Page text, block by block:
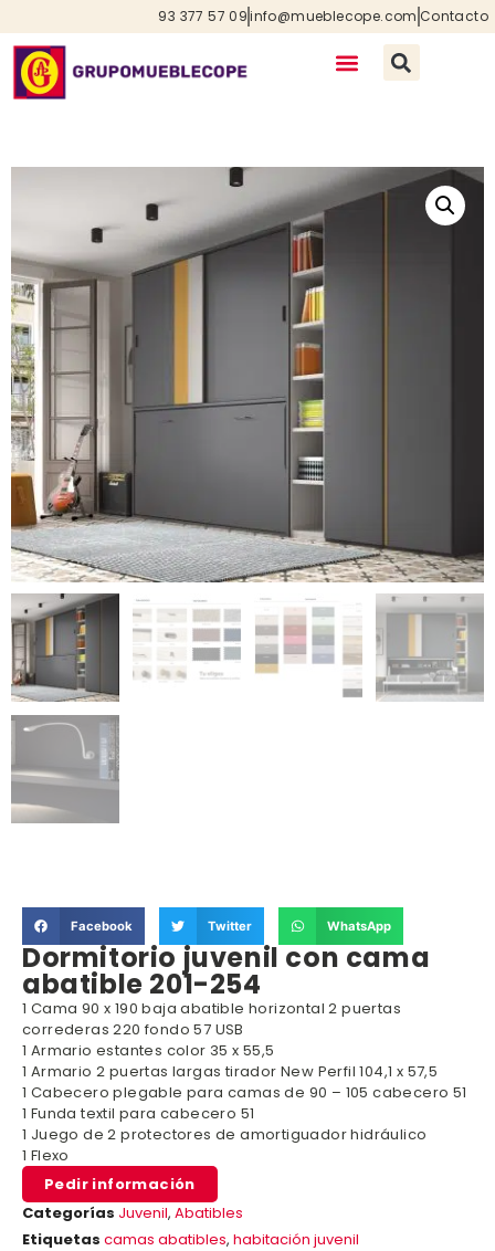
93 377 57 09info@mueblecope.com Contacto
Facebook Twitter WhatsApp
Dormitorio juvenil con cama
abatible 201-254
1 Cama 90 x 190 baja abatible horizontal 2 puertas
correderas 220 fondo 57 USB
1 Armario estantes color 35 x 55,5
1 Armario 2 puertas largas tirador New Perfil 104,1 x 57,5
1 Cabecero plegable para camas de 90 – 105 cabecero 51
1 Funda textil para cabecero 51
1 Juego de 2 protectores de amortiguador hidráulico
1 Flexo
Pedir información
Categorías Juvenil, Abatibles
Etiquetas camas abatibles, habitación juvenil